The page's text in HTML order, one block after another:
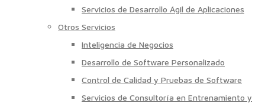
Servicios de Desarrollo Ágil de Aplicaciones
Otros Servicios
Inteligencia de Negocios
Desarrollo de Software Personalizado
Control de Calidad y Pruebas de Software
Servicios de Consultoría en Entrenamiento y